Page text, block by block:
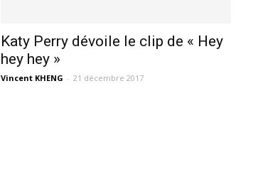
Katy Perry dévoile le clip de « Hey
hey hey »
Vincent KHENG - 21 décembre 2017